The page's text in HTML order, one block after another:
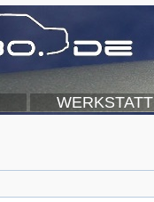
WERKSTATT